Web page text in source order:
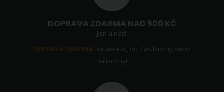
DOPRAVA ZDARMA NAD 500 KČ
Jen u nás!
DOPRAVA ZDARMA na adresu, do Zásilkovny nebo
Balíkovny!